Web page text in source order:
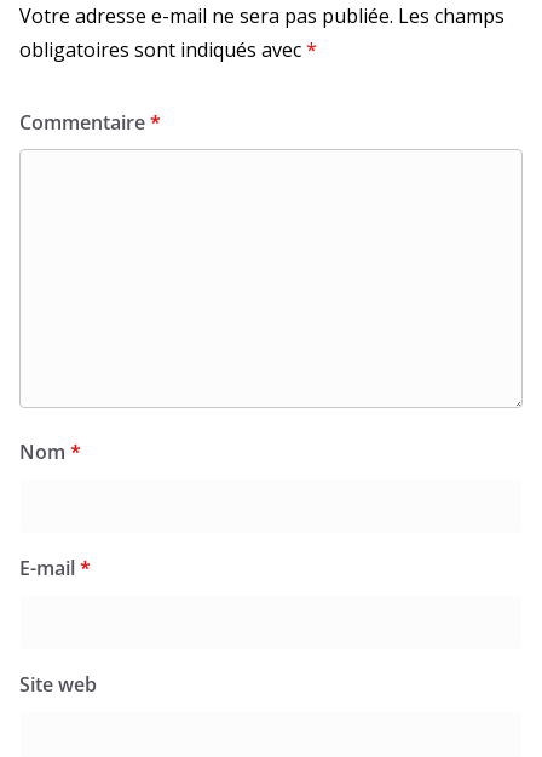
Votre adresse e-mail ne sera pas publiée. Les champs
obligatoires sont indiqués avec*
Commentaire*
Nom *
E-mail*
Site web